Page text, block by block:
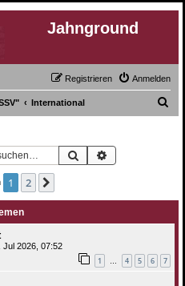
Jahnground
Anmelden
Registrieren
International
Suche
1 2
Jul 2026, 07:52
1 … 4 5 6 7